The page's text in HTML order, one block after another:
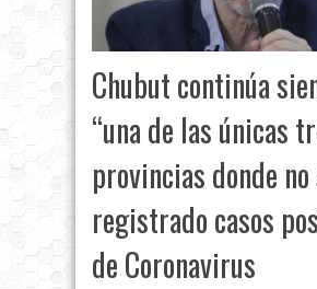
Chubut continúa
“una de las únicas
provincias donde no
registrado casos
de Coronavirus